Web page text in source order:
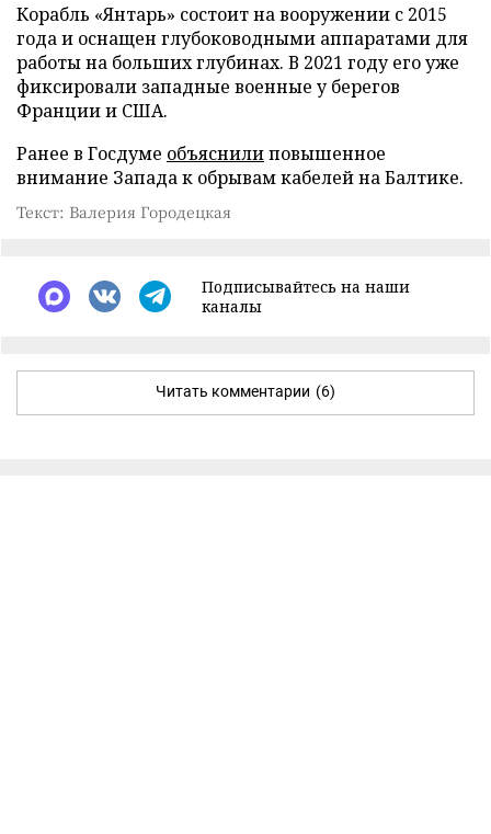
Корабль «Янтарь» состоит на вооружении с 2015
года и оснащен глубоководными аппаратами для
работы на больших глубинах. В 2021 году его уже
фиксировали западные военные у берегов
Франции и США.
Ранее в Госдуме объяснилиповышенное
внимание Запада к обрывам кабелей на Балтике.
Текст: Валерия Городецкая
Подписывайтесь на наши
каналы
Читать комментарии (6)